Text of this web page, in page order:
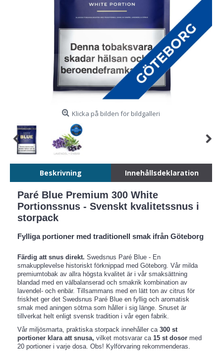
Klicka på bilden för bildgalleri
Beskrivning Innehållsdeklaration
Paré Blue Premium 300 White
Portionssnus - Svenskt kvalitetssnus i
storpack
Fylliga portioner med traditionell smak ifrån Göteborg
Färdig att snus direkt. Swedsnus Paré Blue - En
smakupplevelse historiskt förknippad med Göteborg. Vår milda
premiumtobak av allra högsta kvalitet är i vår smaksättning
blandad med en välbalanserad och smakrik kombination av
lavendel- och enbär. Tillsammans med en lätt ton av citrus för
friskhet ger det Swedsnus Paré Blue en fyllig och aromatisk
smak med aningen sötma som håller i sig länge. Snuset är
tillverkat helt enligt svensk tradition i vår egen fabrik.
Vår miljösmarta, praktiska storpack innehåller ca 300 st
portioner klara att snusa, vilket motsvarar ca 15 st dosor med
20 portioner i varje dosa. Obs! Kylförvaring rekommenderas.